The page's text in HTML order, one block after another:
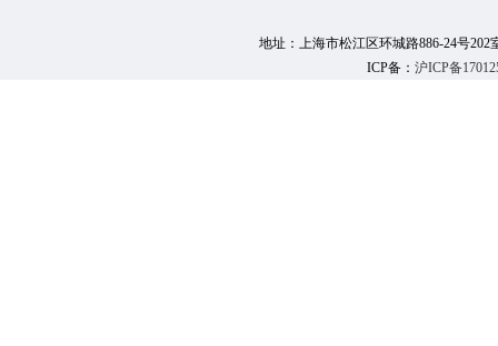
地址：上海市松江区环城路886-24号202
ICP备： 沪ICP备